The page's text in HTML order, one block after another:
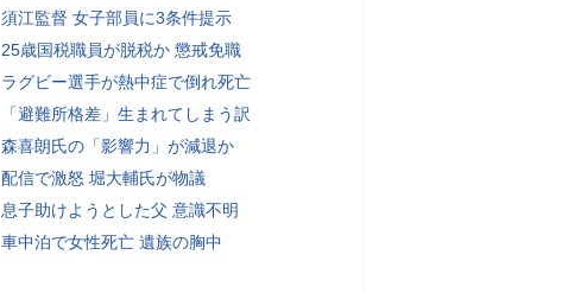
須江監督 女子部員に3条件提示
25歳国税職員が脱税か 懲戒免職
ラグビー選手が熱中症で倒れ死亡
「避難所格差」生まれてしまう訳
森喜朗氏の「影響力」が減退か
配信で激怒 堀大輔氏が物議
息子助けようとした父 意識不明
車中泊で女性死亡 遺族の胸中